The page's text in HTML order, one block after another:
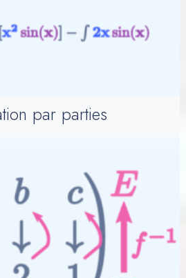
par parties